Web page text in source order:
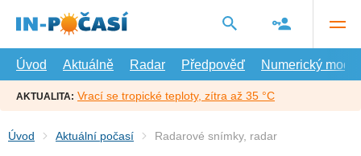
hlavní
Úvod
Aktuálně Radar Předpověď Numerický model
AKTUALITA: Vrací se tropické teploty, zítra až 35 °C
Úvod Aktuální počasí Radarové snímky, radar